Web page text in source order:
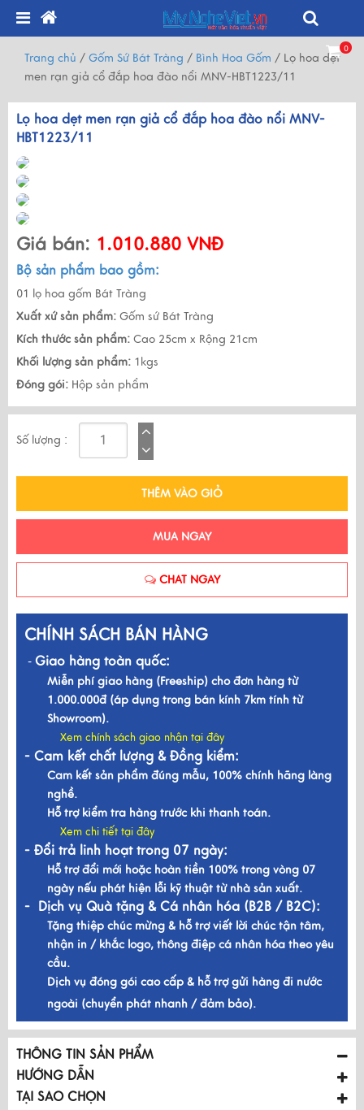
0
Trang chủ / Gốm Sứ Bát Tràng / Bình Hoa Gốm / Lọ hoa dẹt
men rạn giả cổ đắp hoa đào nổi MNV-HBT1223/11
Lọ hoa dẹt men rạn giả cổ đắp hoa đào nổi MNV-
HBT1223/11
Giá bán: 1.010.880 VNĐ
Bộ sản phẩm bao gồm:
01 lọ hoa gốm Bát Tràng
Xuất xứ sản phẩm: Gốm sứ Bát Tràng
Kích thước sản phẩm: Cao 25cm x Rộng 21cm
Khối lượng sản phẩm: 1kgs
Đóng gói: Hộp sản phẩm
Số lượng :
THÊM VÀO GIỎ
MUA NGAY
CHAT NGAY
CHÍNH SÁCH BÁN HÀNG
- Giao hàng toàn quốc:
Miễn phí giao hàng (Freeship) cho đơn hàng từ
1.000.000đ (áp dụng trong bán kính 7km tính từ
Showroom).
Xem chính sách giao nhận tại đây
- Cam kết chất lượng & Đồng kiểm:
Cam kết sản phẩm đúng mẫu, 100% chính hãng làng
nghề.
Hỗ trợ kiểm tra hàng trước khi thanh toán.
Xem chi tiết tại đây
- Đổi trả linh hoạt trong 07 ngày:
Hỗ trợ đổi mới hoặc hoàn tiền 100% trong vòng 07
ngày nếu phát hiện lỗi kỹ thuật từ nhà sản xuất.
- Dịch vụ Quà tặng & Cá nhân hóa (B2B / B2C):
Tặng thiệp chúc mừng & hỗ trợ viết lời chúc tận tâm,
nhận in / khắc logo, thông điệp cá nhân hóa theo yêu
cầu.
Dịch vụ đóng gói cao cấp & hỗ trợ gửi hàng đi nước
ngoài (chuyển phát nhanh / đảm bảo).
THÔNG TIN SẢN PHẨM
HƯỚNG DẪN
TẠI SAO CHỌN